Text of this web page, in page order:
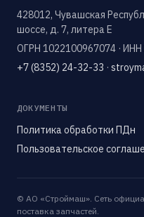
428012, Чувашская
шоссе, д. 7, литера Е
ОГРН 1022100967074 ·
+7 (8352) 24-32-33 ·
ДОКУМЕНТЫ
Политика обработки ПДн
Пользовательское
© АО «Строймаш». Сеть
поставка запчастей.